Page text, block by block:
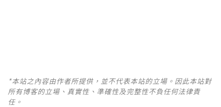
*本站之內容由作者所提供，並不代表本站的立場。因此本站對
所有博客的立場、真實性、準確性及完整性不負任何法律責
任。